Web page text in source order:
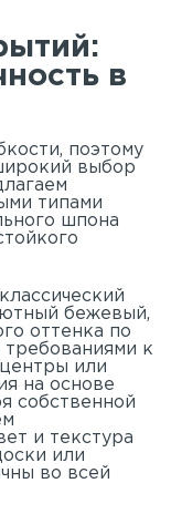
в
поэтому
выбор
типами
шпона
бежевый,
оттенка по
требованиями к
или
на основе
собственной
и текстура
или
во всей